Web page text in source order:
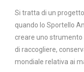
Si tratta di un
quando lo Sportello
creare uno
di raccogliere,
mondiale relativa ai